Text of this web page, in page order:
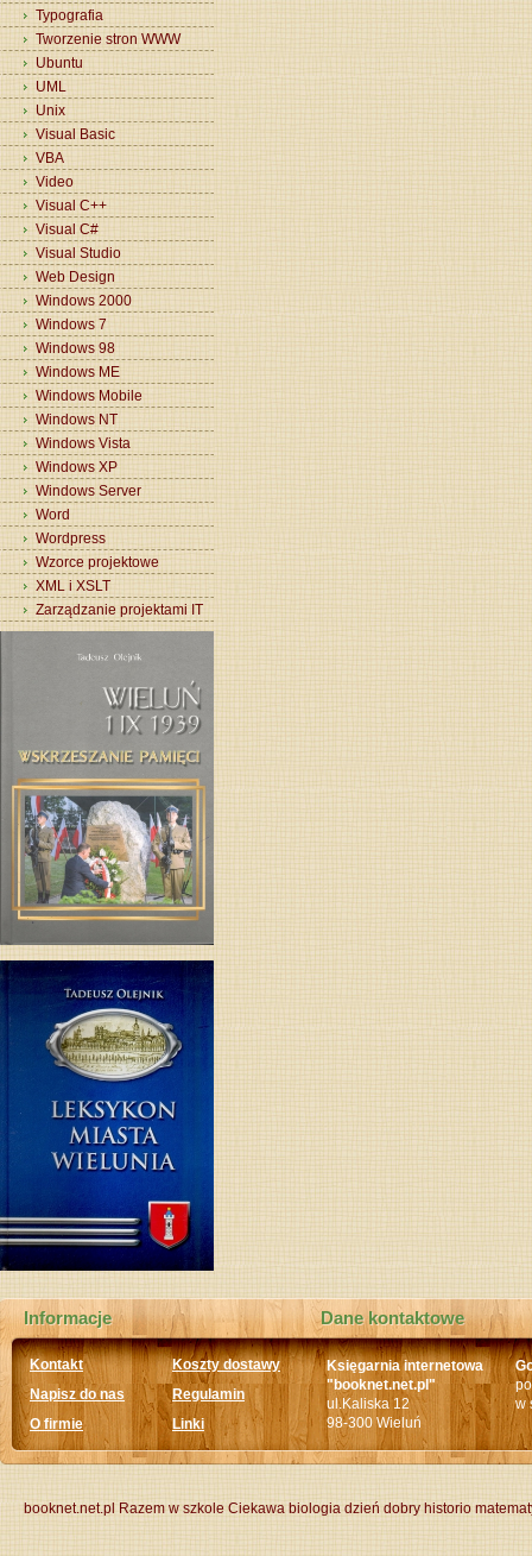
Typografia
Tworzenie stron WWW
Ubuntu
UML
Unix
Visual Basic
VBA
Video
Visual C++
Visual C#
Visual Studio
Web Design
Windows 2000
Windows 7
Windows 98
Windows ME
Windows Mobile
Windows NT
Windows Vista
Windows XP
Windows Server
Word
Wordpress
Wzorce projektowe
XML i XSLT
Zarządzanie projektami IT
Informacje
Kontakt
Koszty dostawy
Napisz do nas
Regulamin
O firmie
Linki
Dane kontaktowe
Księgarnia internetowa
"booknet.net.pl"
ul.Kaliska 12
98-300 Wieluń
w
booknet.net.pl Razem w szkole Ciekawa biologia dzień dobry historio